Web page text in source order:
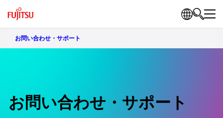
お問い合わせ・サポート
お問い合わせ・サポート